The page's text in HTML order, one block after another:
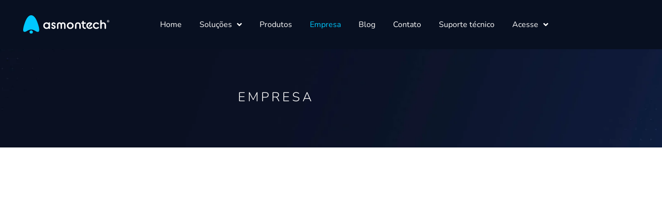
Home Soluções Produtos Empresa Blog Contato Suporte técnico Acesse
EMPRESA